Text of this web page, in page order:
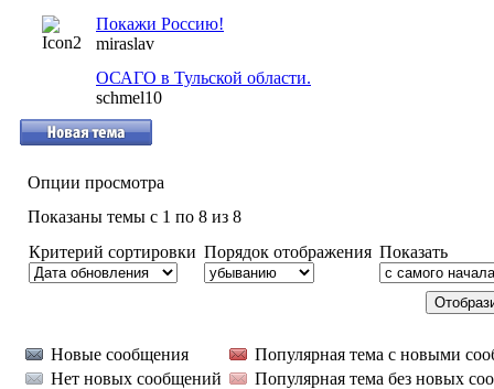
Покажи Россию!
miraslav
ОСАГО в Тульской области.
schmel10
Опции просмотра
Показаны темы с 1 по 8 из 8
Критерий сортировки Порядок отображения Показать
Новые сообщения
Популярная тема с новыми
Нет новых сообщений
Популярная тема без новых